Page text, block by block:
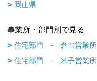
岡山県
事業所・部門別で見る
住宅部門 - 倉吉営業所
住宅部門 - 米子営業所